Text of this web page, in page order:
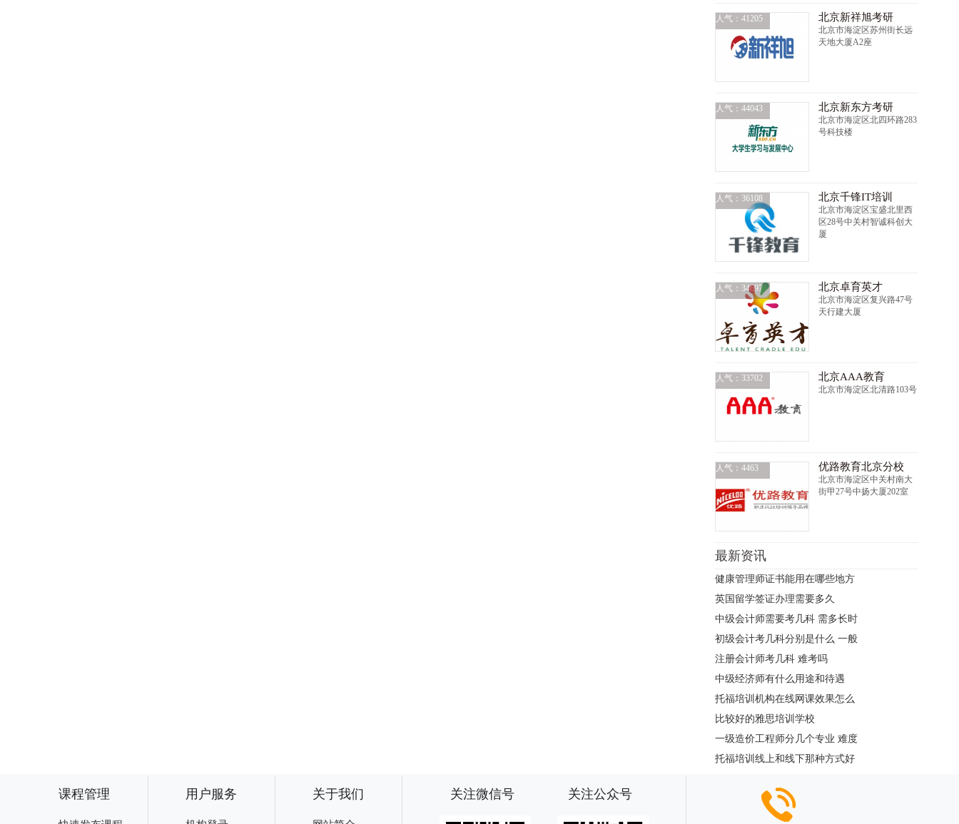
人气：41205 北京新祥旭考研
北京市海淀区苏州街长远
天地大厦A2座
人气：44043 北京新东方考研
北京市海淀区北四环路283
号科技楼
人气：36108 北京千锋IT培训
北京市海淀区宝盛北里西
区28号中关村智诚科创大
厦
人气：34697 北京卓育英才
北京市海淀区复兴路47号
天行建大厦
人气：33702 北京AAA教育
北京市海淀区北清路103号
人气：4463 优路教育北京分校
北京市海淀区中关村南大
街甲27号中扬大厦202室
最新资讯
健康管理师证书能用在哪些地方
英国留学签证办理需要多久
中级会计师需要考几科 需多长时
初级会计考几科分别是什么 一般
注册会计师考几科 难考吗
中级经济师有什么用途和待遇
托福培训机构在线网课效果怎么
比较好的雅思培训学校
一级造价工程师分几个专业 难度
托福培训线上和线下那种方式好
课程管理 用户服务 关于我们 关注微信号 关注公众号